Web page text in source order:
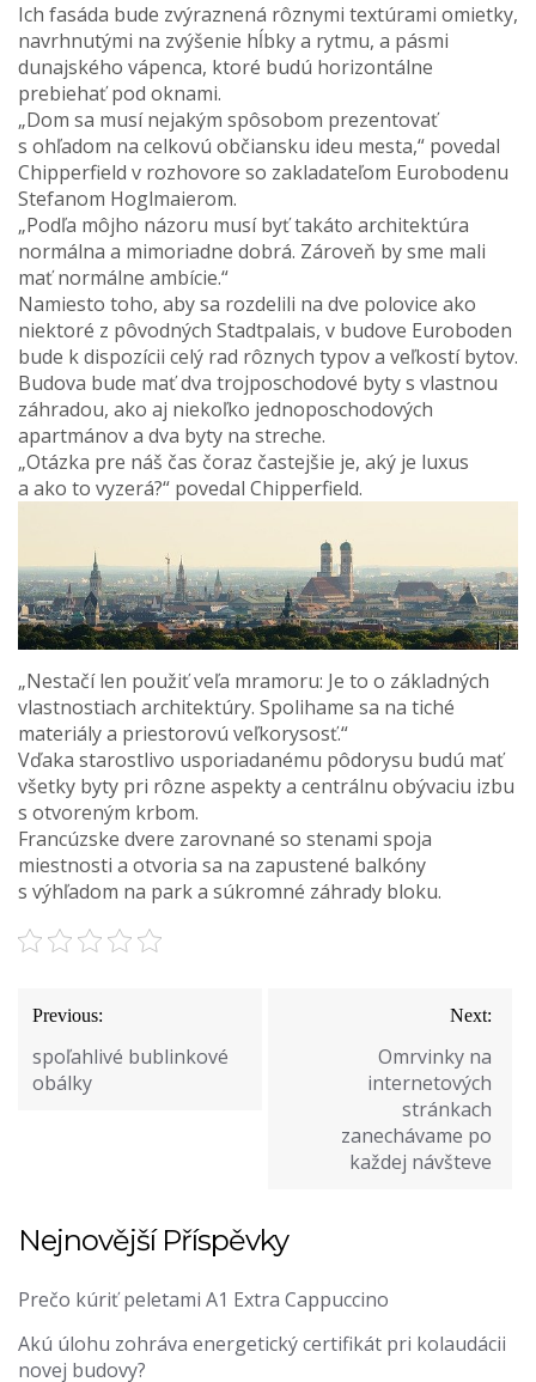
Ich fasáda bude zvýraznená rôznymi textúrami omietky,
navrhnutými na zvýšenie hĺbky a rytmu, a pásmi
dunajského vápenca, ktoré budú horizontálne
prebiehať pod oknami.
„Dom sa musí nejakým spôsobom prezentovať
s ohľadom na celkovú občiansku ideu mesta,“ povedal
Chipperfield v rozhovore so zakladateľom Eurobodenu
Stefanom Hoglmaierom.
„Podľa môjho názoru musí byť takáto architektúra
normálna a mimoriadne dobrá. Zároveň by sme mali
mať normálne ambície.“
Namiesto toho, aby sa rozdelili na dve polovice ako
niektoré z pôvodných Stadtpalais, v budove Euroboden
bude k dispozícii celý rad rôznych typov a veľkostí bytov.
Budova bude mať dva trojposchodové byty s vlastnou
záhradou, ako aj niekoľko jednoposchodových
apartmánov a dva byty na streche.
„Otázka pre náš čas čoraz častejšie je, aký je luxus
a ako to vyzerá?“ povedal Chipperfield.
„Nestačí len použiť veľa mramoru: Je to o základných
vlastnostiach architektúry. Spolihame sa na tiché
materiály a priestorovú veľkorysosť.“
Vďaka starostlivo usporiadanému pôdorysu budú mať
všetky byty pri rôzne aspekty a centrálnu obývaciu izbu
s otvoreným krbom.
Francúzske dvere zarovnané so stenami spoja
miestnosti a otvoria sa na zapustené balkóny
s výhľadom na park a súkromné záhrady bloku.
Navigace
pro
příspěvek
Previous:
spoľahlivé bublinkové
obálky
Next:
Omrvinky na
internetových
stránkach
zanechávame po
každej návšteve
Nejnovější Příspěvky
Prečo kúriť peletami A1 Extra Cappuccino
Akú úlohu zohráva energetický certifikát pri kolaudácii
novej budovy?